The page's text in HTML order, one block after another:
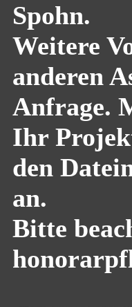
Spohn.
Weitere
anderen
Anfrage.
Ihr
den
an.
Bitte